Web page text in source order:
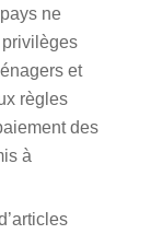
ne
privilèges
et
règles
des
à